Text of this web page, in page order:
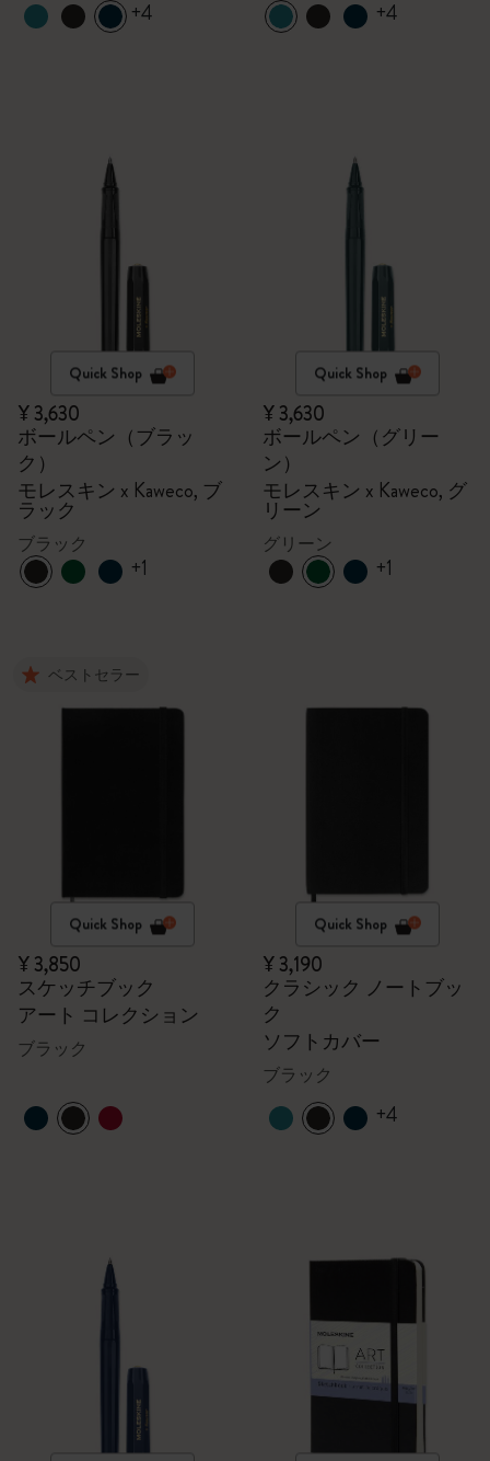
+4 +4
Quick Shop
¥ 3,630
ボールペン（ブラッ
ク）
モレスキン x Kaweco, ブ
ラック
ブラック
+1
Quick Shop
¥ 3,630
ボールペン（グリー
ン）
モレスキン x Kaweco, グ
リーン
グリーン
+1
ベストセラー
Quick Shop
¥ 3,850
スケッチブック
アート コレクション
ブラック
Quick Shop
¥ 3,190
クラシック ノートブッ
ク
ソフトカバー
ブラック
+4